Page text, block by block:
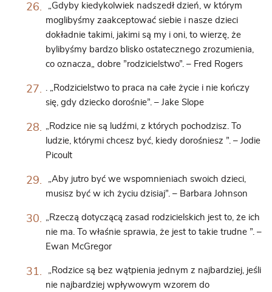
„Gdyby kiedykolwiek nadszedł dzień, w którym
moglibyśmy zaakceptować siebie i nasze dzieci
dokładnie takimi, jakimi są my i oni, to wierzę, że
bylibyśmy bardzo blisko ostatecznego zrozumienia,
co oznacza„ dobre ”rodzicielstwo”. – Fred Rogers
. „Rodzicielstwo to praca na całe życie i nie kończy
się, gdy dziecko dorośnie”. – Jake Slope
„Rodzice nie są ludźmi, z których pochodzisz. To
ludzie, którymi chcesz być, kiedy dorośniesz ”. – Jodie
Picoult
„Aby jutro być we wspomnieniach swoich dzieci,
musisz być w ich życiu dzisiaj”. – Barbara Johnson
„Rzeczą dotyczącą zasad rodzicielskich jest to, że ich
nie ma. To właśnie sprawia, że jest to takie trudne ”. –
Ewan McGregor
„Rodzice są bez wątpienia jednym z najbardziej, jeśli
nie najbardziej wpływowym wzorem do